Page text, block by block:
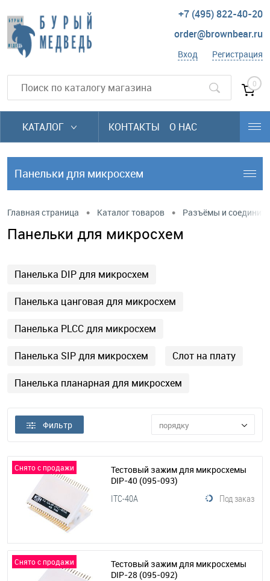
+7 (495) 822-40-20
order@brownbear.ru
Вход Регистрация
0
КАТАЛОГ КОНТАКТЫ О НАС
Панельки для микросхем
Главная страница • Каталог товаров • Разъёмы и
Панельки для микросхем
Панелька DIP для микросхем
Панелька цанговая для микросхем
Панелька PLCC для микросхем
Панелька SIP для микросхем Слот на плату
Панелька планарная для микросхем
Фильтр порядку
Снято с продажи
Тестовый зажим для микросхемы
DIP-40 (095-093)
Под заказ
ITC-40A
Снято с продажи
Тестовый зажим для микросхемы
DIP-28 (095-092)